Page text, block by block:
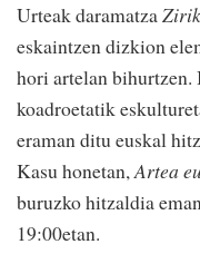
Urteak daramatza
eskaintzen dizkion
hori artelan
koadroetatik
eraman ditu euskal
Kasu honetan,Artea
buruzko hitzaldia
19:00etan.